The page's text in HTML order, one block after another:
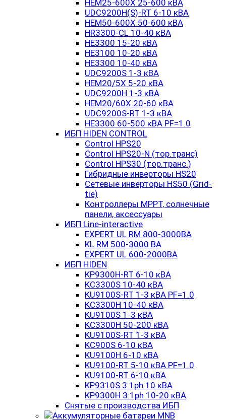
HEM25-600X 25-600 кВА
UDC9200H(S)-RT 6-10 кВА
HEM50-600X 50-600 кВА
HR3300-CL 10-40 кВА
HE3300 15-20 кВА
HE3100 10-20 кВА
HE3300 10-40 кВА
UDC9200S 1-3 кВА
HEM20/5X 5-20 кВА
UDC9200H 1-3 кВА
HEM20/60X 20-60 кВА
UDC9200S-RT 1-3 кВА
HE3300 60-500 кВА PF=1.0
ИБП HIDEN CONTROL
Control HPS20
Control HPS20-N (тор.транс)
Control HPS30 (тор.транс.)
Гибридные инверторы HS20
Сетевые инверторы HS50 (Grid-
tie)
Контроллеры MPPT, солнечные
панели, аксессуары
ИБП Line-interactive
EXPERT UL RM 800-3000ВА
KL RM 500-3000 ВА
EXPERT UL 600-2000ВА
ИБП HIDEN
KP9300H-RT 6-10 кВА
KC3300S 10-40 кВА
KU9100S-RT 1-3 кВА PF=1.0
KC3300H 10-40 кВА
KU9100S 1-3 кВА
KC3300H 50-200 кВА
KU9100S-RT 1-3 кВА
KC900S 6-10 кВА
KU9100H 6-10 кВА
KU9100-RT 5-10 кВА PF=1.0
KU9100-RT 6-10 кВА
KP9310S 3:1ph 10 кВА
KP9300H 3:1ph 10-20 кВА
Снятые с производства ИБП